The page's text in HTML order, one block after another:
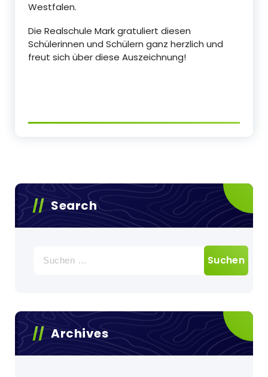
Westfalen.
Die Realschule Mark gratuliert diesen
Schülerinnen und Schülern ganz herzlich und
freut sich über diese Auszeichnung!
Search
nach:
Archives